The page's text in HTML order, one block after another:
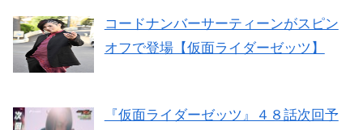
コードナンバーサーティーンがスピン
オフで登場【仮面ライダーゼッツ】
『仮面ライダーゼッツ』４８話次回予